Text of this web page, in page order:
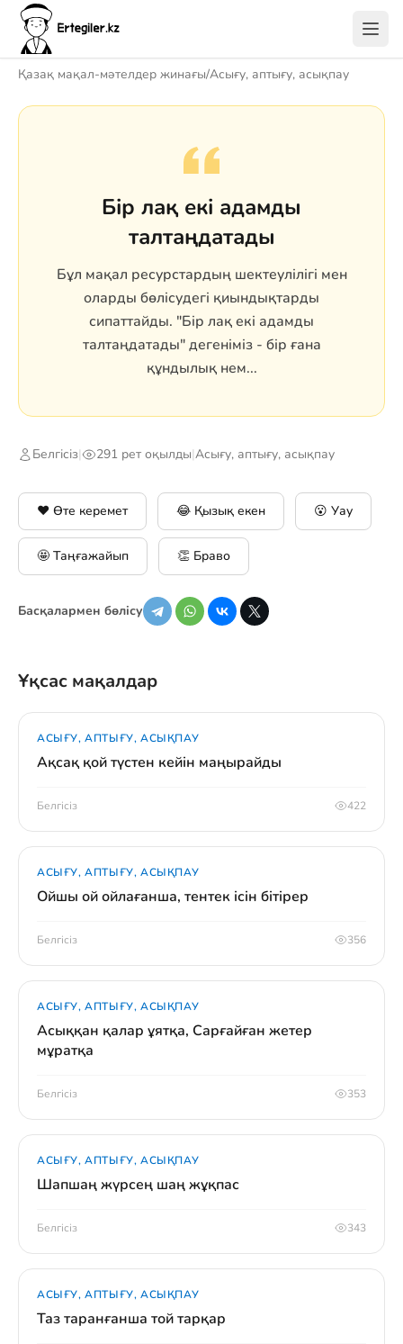
Қазақ мақал-мәтелдер жинағы/Асығу, аптығу, асықпау
Бір лақ екі адамды
талтаңдатады
Бұл мақал ресурстардың шектеулілігі мен
оларды бөлісудегі қиындықтарды
сипаттайды. "Бір лақ екі адамды
талтаңдатады" дегеніміз - бір ғана
құндылық нем...
Белгісіз| 291 рет оқылды|Асығу, аптығу, асықпау
❤️ Өте керемет 😂 Қызық екен 😮 Уау
🤩 Таңғажайып 👏 Браво
Басқалармен бөлісу
Ұқсас мақалдар
АСЫҒУ, АПТЫҒУ, АСЫҚПАУ
Ақсақ қой түстен кейін маңырайды
Белгісіз 422
АСЫҒУ, АПТЫҒУ, АСЫҚПАУ
Ойшы ой ойлағанша, тентек ісін бітірер
Белгісіз 356
АСЫҒУ, АПТЫҒУ, АСЫҚПАУ
Асыққан қалар ұятқа, Сарғайған жетер
мұратқа
Белгісіз 353
АСЫҒУ, АПТЫҒУ, АСЫҚПАУ
Шапшаң жүрсең шаң жұқпас
Белгісіз 343
АСЫҒУ, АПТЫҒУ, АСЫҚПАУ
Таз таранғанша той тарқар